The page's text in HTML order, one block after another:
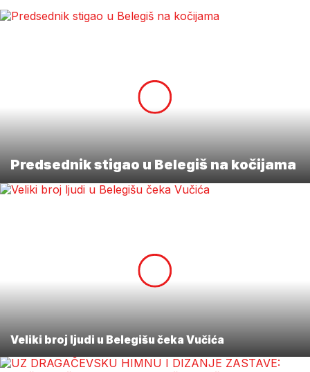
Predsednik stigao u Belegiš na kočijama
Veliki broj ljudi u Belegišu čeka Vučića